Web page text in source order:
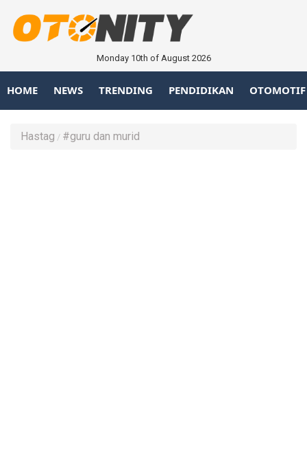
Monday 10th of August 2026
HOME NEWS TRENDING PENDIDIKAN OTOMOTIF
Hastag #guru dan murid